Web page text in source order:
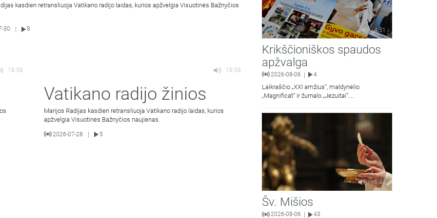
kasdien retransliuoja Vatikano radijo laidas, kurios apžvelgia Visuotinės Bažnyčios
30 8
18:58 18:58
Vatikano radijo žinios
Marijos Radijas kasdien retransliuoja Vatikano radijo laidas, kurios
apžvelgia Visuotinės Bažnyčios naujienas.
2026-07-28 5
4:51
Krikščioniškos spaudos
apžvalga
2026-08-06 | 4
Laikraščio „XXI amžius“, maldynėlio
„Magnificat“ ir žurnalo „Jėzuitai“
15:44
Šv. Mišios
2026-08-06 43